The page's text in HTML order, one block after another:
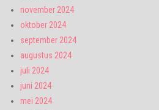
november 2024
oktober 2024
september 2024
augustus 2024
juli 2024
juni 2024
mei 2024